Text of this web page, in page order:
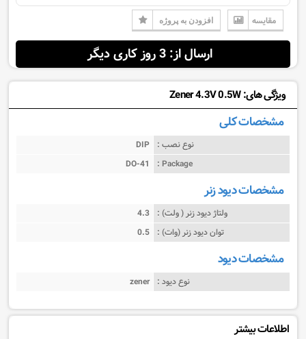
مقایسه افزودن به پروژه
ارسال از: 3 روز کاری دیگر
ویژگی های: Zener 4.3V 0.5W
مشخصات کلی
نوع نصب : DIP
Package :
DO-41
مشخصات دیود زنر
ولتاژ دیود زنر ( ولت) : 4.3
توان دیود زنر (وات) : 0.5
مشخصات دیود
نوع دیود : zener
اطلاعات بیشتر